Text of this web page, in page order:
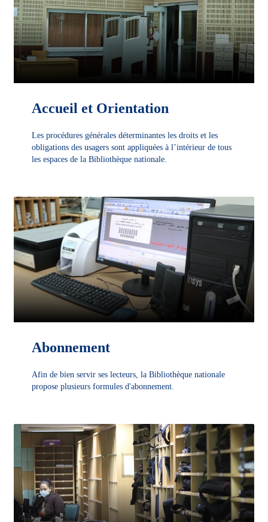
Accueil et Orientation
Les procédures générales déterminantes les droits et les
obligations des usagers sont appliquées à l’intérieur de tous
les espaces de la Bibliothèque nationale.
Abonnement
Afin de bien servir ses lecteurs, la Bibliothèque nationale
propose plusieurs formules d'abonnement.